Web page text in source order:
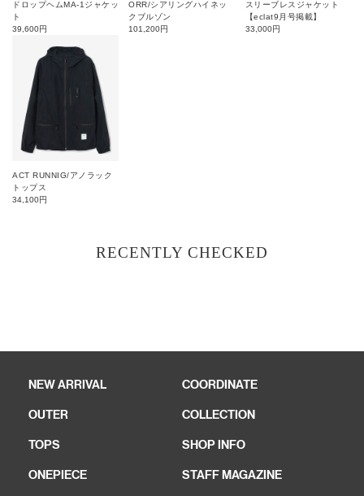
ドロップヘムMA-1ジャケッ
ト
39,600円
ORR/シアリングハイネッ
クブルゾン
101,200円
スリーブレスジャケット
【eclat9月号掲載】
33,000円
ACT RUNNIG/アノラック
トップス
34,100円
RECENTLY CHECKED
NEW ARRIVAL
OUTER
TOPS
ONEPIECE
COORDINATE
COLLECTION
SHOP INFO
STAFF MAGAZINE